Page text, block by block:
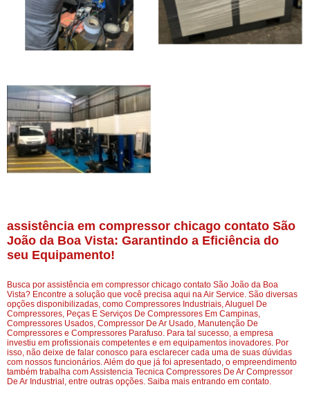
assistência em compressor chicago contato São
João da Boa Vista: Garantindo a Eficiência do
seu Equipamento!
Busca por assistência em compressor chicago contato São João da Boa
Vista? Encontre a solução que você precisa aqui na Air Service. São diversas
opções disponibilizadas, como Compressores Industriais, Aluguel De
Compressores, Peças E Serviços De Compressores Em Campinas,
Compressores Usados, Compressor De Ar Usado, Manutenção De
Compressores e Compressores Parafuso. Para tal sucesso, a empresa
investiu em profissionais competentes e em equipamentos inovadores. Por
isso, não deixe de falar conosco para esclarecer cada uma de suas dúvidas
com nossos funcionários. Além do que já foi apresentado, o empreendimento
também trabalha com Assistencia Tecnica Compressores De Ar Compressor
De Ar Industrial, entre outras opções. Saiba mais entrando em contato.